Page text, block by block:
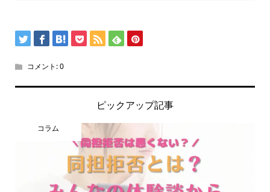
コメント:0
ピックアップ記事
コラム